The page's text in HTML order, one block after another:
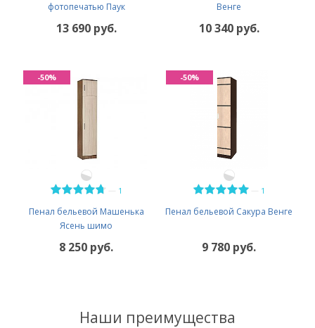
фотопечатью Паук
13 690 руб.
Венге
10 340 руб.
1
Пенал бельевой Машенька
Ясень шимо
8 250 руб.
-50%
1
Пенал бельевой Сакура Венге
9 780 руб.
-50%
Наши преимущества